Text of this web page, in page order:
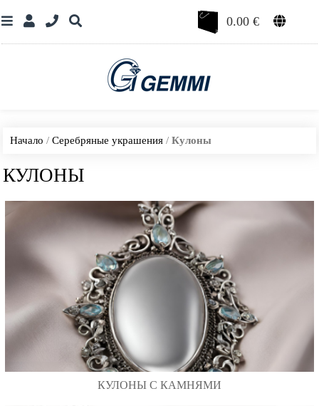
0.00€
Начало /Серебряные украшения /Кулоны
КУЛОНЫ
КУЛОНЫ С КАМНЯМИ